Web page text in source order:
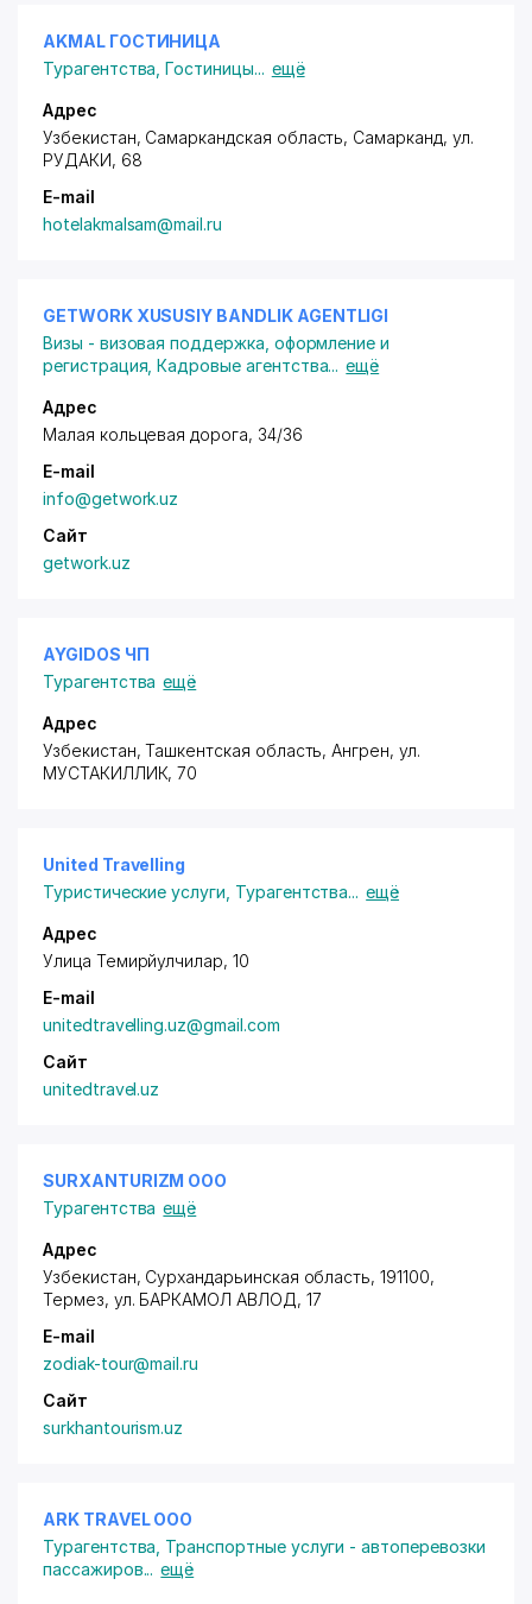
AKMAL ГОСТИНИЦА
Турагентства ,Гостиницы... ещё
Адрес
Узбекистан, Самаркандская область, Самарканд, ул.
РУДАКИ, 68
E-mail
hotelakmalsam@mail.ru
GETWORK XUSUSIY BANDLIK AGENTLIGI
Визы - визовая поддержка, оформление и
регистрация ,Кадровые агентства... ещё
Адрес
Малая кольцевая дорога, 34/36
E-mail
info@getwork.uz
Сайт
getwork.uz
AYGIDOS ЧП
Турагентства ещё
Адрес
Узбекистан, Ташкентская область, Ангрен, ул.
МУСТАКИЛЛИК, 70
United Travelling
Туристические услуги Турагентства... ещё
Адрес
Улица Темирйулчилар, 10
E-mail
unitedtravelling.uz@gmail.com
Сайт
unitedtravel.uz
SURXANTURIZM ООО
Турагентства ещё
Адрес
Узбекистан, Сурхандарьинская область, 191100,
Термез, ул. БАРКАМОЛ АВЛОД, 17
E-mail
zodiak-tour@mail.ru
Сайт
surkhantourism.uz
ARK TRAVEL ООО
Турагентства Транспортные услуги - автоперевозки
пассажиров... ещё